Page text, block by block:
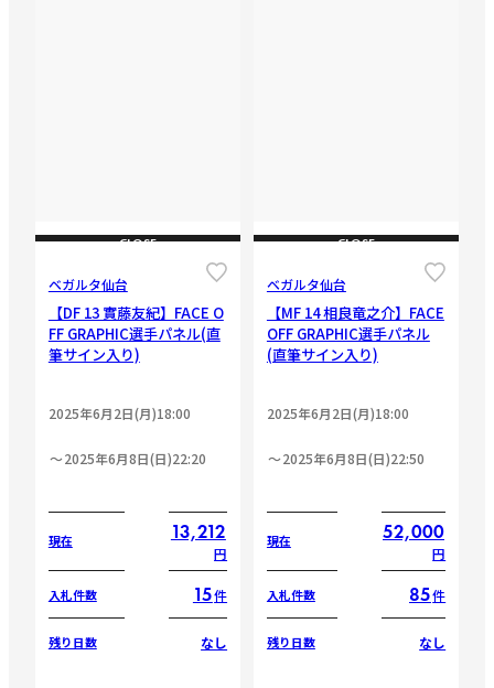
CLOSE
ベガルタ仙台
【DF 13 實藤友紀】FACE O
FF GRAPHIC選手パネル(直
筆サイン入り)
2025年6月2日(月)18:00
2025年6月8日(日)22:20
現在 13,212
円
入札件数 15件
残り日数 なし
CLOSE
ベガルタ仙台
【MF 14 相良竜之介】FACE
OFF GRAPHIC選手パネル
(直筆サイン入り)
2025年6月2日(月)18:00
2025年6月8日(日)22:50
現在 52,000
円
入札件数 85件
残り日数 なし